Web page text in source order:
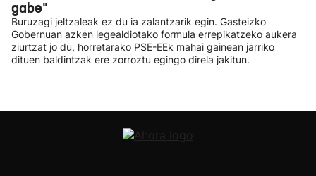
gabe"
Buruzagi jeltzaleak ez du ia zalantzarik egin. Gasteizko
Gobernuan azken legealdiotako formula errepikatzeko aukera
ziurtzat jo du, horretarako PSE-EEk mahai gainean jarriko
dituen baldintzak ere zorroztu egingo direla jakitun.